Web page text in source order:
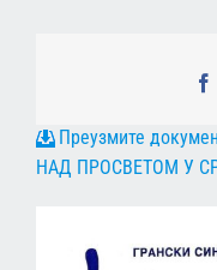
НАД ПРОСВЕТОМ У